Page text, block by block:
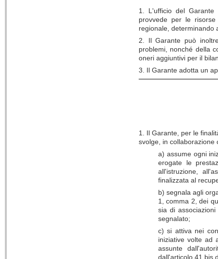
1. L'ufficio del Garante
provvede per le
regionale, determinando
2. Il Garante può
problemi, nonché della
oneri aggiuntivi per il
3. Il Garante adotta un
1. Il Garante, per le
svolge, in collaborazione
a) assume ogni
erogate le
all'istruzione,
finalizzata al
b) segnala agli
1, comma 2, dei
sia di
segnalato;
c) si attiva nei
iniziative volte ad
assunte
dall'articolo 41 bis